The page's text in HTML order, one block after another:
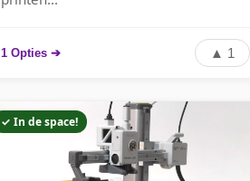
1 Opties ➔ ▲ 1
✓ In de space!